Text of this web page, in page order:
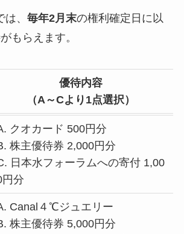
、 毎年2月末の権利確定日に以
もらえます。
優待内容
（A～Cより1点選択）
クオカード 500円分
株主優待券 2,000円分
日本水フォーラムへの寄付 1,00
円分
Canal４℃ジュエリー
株主優待券 5,000円分